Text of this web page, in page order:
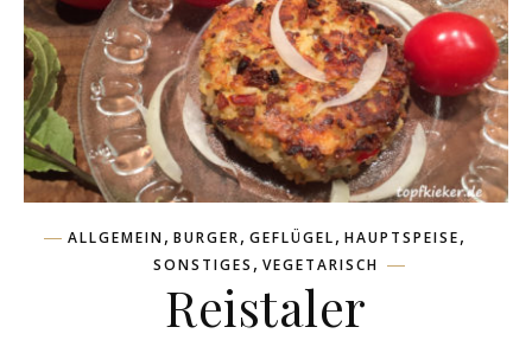
ALLGEMEIN, BURGER, GEFLÜGEL, HAUPTSPEISE,
SONSTIGES , VEGETARISCH
Reistaler